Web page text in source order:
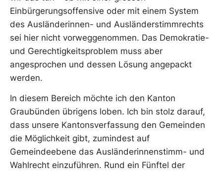
Einbürgerungsoffensive oder mit einem System
des Ausländerinnen- und Ausländerstimmrechts
sei hier nicht vorweggenommen. Das Demokratie-
und Gerechtigkeitsproblem muss aber
angesprochen und dessen Lösung angepackt
werden.
In diesem Bereich möchte ich den Kanton
Graubünden übrigens loben. Ich bin stolz darauf,
dass unsere Kantonsverfassung den Gemeinden
die Möglichkeit gibt, zumindest auf
Gemeindeebene das Ausländerinnenstimm- und
Wahlrecht einzuführen. Rund ein Fünftel der